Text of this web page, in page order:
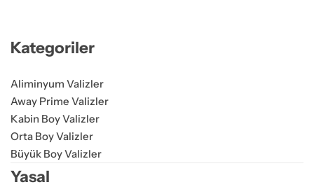
Kategoriler
Aliminyum Valizler
Away Prime Valizler
Kabin Boy Valizler
Orta Boy Valizler
Büyük Boy Valizler
Yasal